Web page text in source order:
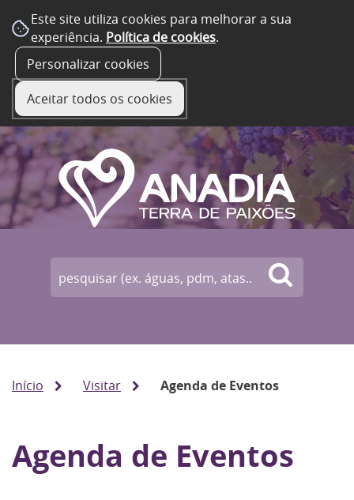
Este site utiliza cookies para melhorar a sua
experiência. Política de cookies.
Personalizar cookies
Aceitar todos os cookies
Início Visitar Agenda de Eventos
Agenda de Eventos